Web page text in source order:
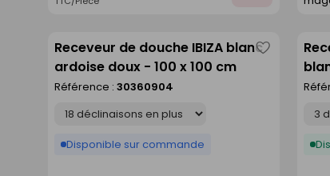
Receveur de douche IBIZA blanc
ardoise doux - 100 x 100 cm
Référence : 30360904
Disponible sur commande
comme